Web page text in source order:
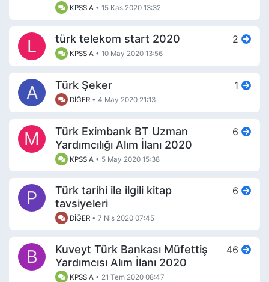
KPSS A •15 Kas 2020 13:32
L türk telekom start 2020
KPSS A •10 May 2020 13:56
2
A Türk Şeker
DİĞER •4 May 2020 21:13
1
M
Türk Eximbank BT Uzman
Yardımcılığı Alım İlanı 2020
KPSS A • 5 May 2020 15:38
6
P
Türk tarihi ile ilgili kitap
tavsiyeleri
DİĞER •7 Nis 2020 07:45
6
B
Kuveyt Türk Bankası Müfettiş
Yardımcısı Alım İlanı 2020
KPSS A • 21 Tem 2020 08:47
46